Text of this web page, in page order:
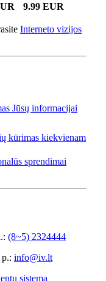
9.99 EUR
Interneto vizijos
(8~5) 2324444
info@iv.lt
sistema